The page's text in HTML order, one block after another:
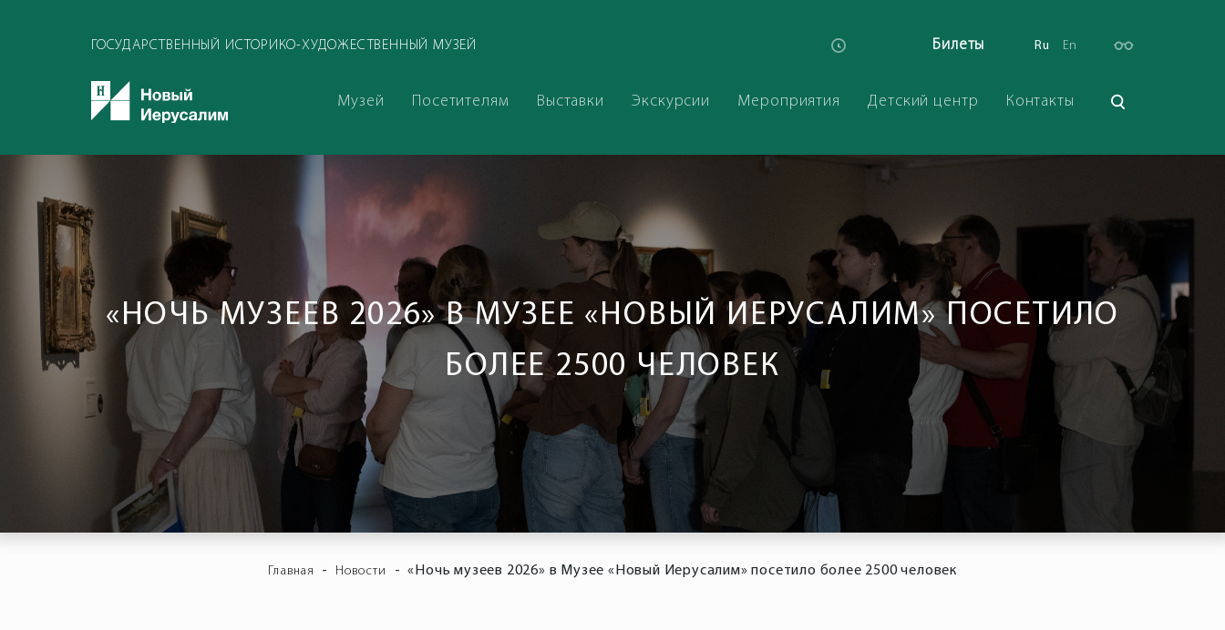
ГОСУДАРСТВЕННЫЙ ИСТОРИКО-ХУДОЖЕСТВЕННЫЙ МУЗЕЙ Билеты Ru En
Музей Посетителям Выставки Экскурсии Мероприятия Детский центр Контакты
«НОЧЬ МУЗЕЕВ 2026» В МУЗЕЕ «НОВЫЙ ИЕРУСАЛИМ» ПОСЕТИЛО
БОЛЕЕ 2500 ЧЕЛОВЕК
Главная - Новости - «Ночь музеев 2026» в Музее «Новый Иерусалим» посетило более 2500 человек